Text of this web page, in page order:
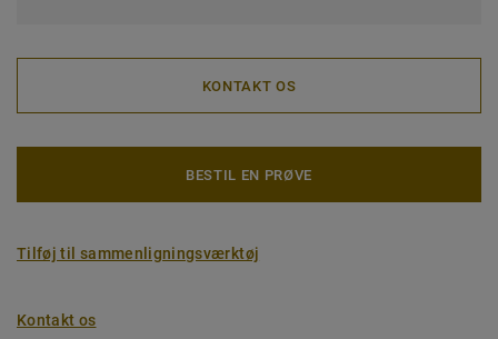
KONTAKT OS
BESTIL EN PRØVE
Tilføj til sammenligningsværktøj
Kontakt os